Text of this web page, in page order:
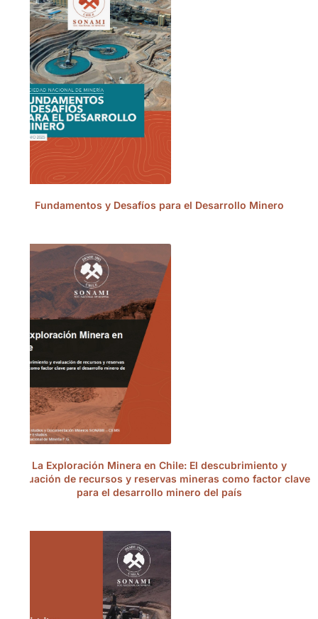
Fundamentos y Desafíos para el Desarrollo Minero
La Exploración Minera en Chile: El descubrimiento y
evaluación de recursos y reservas mineras como factor clave
para el desarrollo minero del país